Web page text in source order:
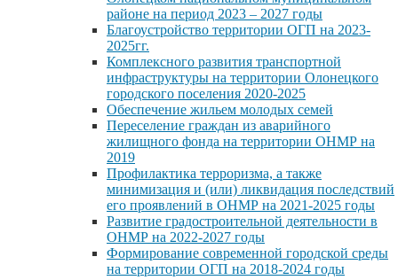
районе на период 2023 – 2027 годы
Благоустройство территории ОГП на 2023-
2025гг.
Комплексного развития транспортной
инфраструктуры на территории Олонецкого
городского поселения 2020-2025
Обеспечение жильем молодых семей
Переселение граждан из аварийного
жилищного фонда на территории ОНМР на
2019
Профилактика терроризма, а также
минимизация и (или) ликвидация последствий
его проявлений в ОНМР на 2021-2025 годы
Развитие градостроительной деятельности в
ОНМР на 2022-2027 годы
Формирование современной городской среды
на территории ОГП на 2018-2024 годы